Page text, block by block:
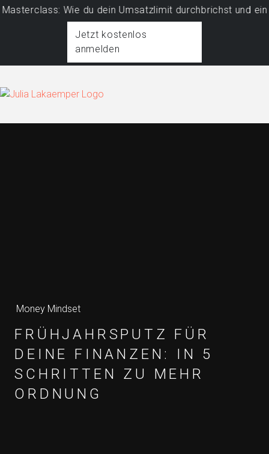
Wie du dein Umsatzlimit durchbrichst und ein
Jetzt kostenlos
anmelden
Money Mindset
FRÜHJAHRSPUTZ FÜR
DEINE FINANZEN: IN 5
SCHRITTEN ZU MEHR
ORDNUNG